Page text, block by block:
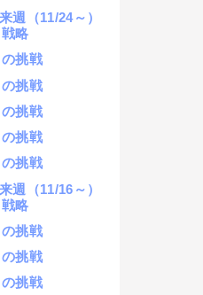
週（11/24～）
略
挑戦
挑戦
挑戦
挑戦
挑戦
週（11/16～）
略
挑戦
挑戦
挑戦